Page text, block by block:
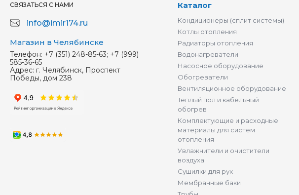
СВЯЗАТЬСЯ С НАМИ
info@imir174.ru
Магазин в Челябинске
Телефон: +7 (351) 248-85-63; +7 (999)
585-36-65
Адрес: г. Челябинск, Проспект
Победы, дом 238
Каталог
Кондиционеры (сплит системы)
Котлы отопления
Радиаторы отопления
Водонагреватели
Насосное оборудование
Обогреватели
Вентиляционное оборудование
Теплый пол и кабельный
обогрев
Комплектующие и расходные
материалы для систем
отопления
Увлажнители и очистители
воздуха
Сушилки для рук
Мембранные баки